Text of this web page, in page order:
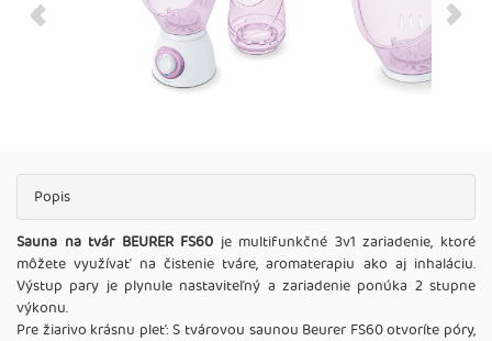
Popis
Sauna na tvár BEURER FS60 je multifunkčné 3v1 zariadenie, ktoré
môžete využívať na čistenie tváre, aromaterapiu ako aj inhaláciu.
Výstup pary je plynule nastaviteľný a zariadenie ponúka 2 stupne
výkonu.
Pre žiarivo krásnu pleť: S tvárovou saunou Beurer FS60 otvoríte póry,